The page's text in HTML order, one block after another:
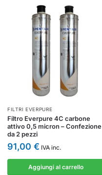
FILTRI EVERPURE
Filtro Everpure 4C carbone
attivo 0,5 micron – Confezione
da 2 pezzi
91,00 € IVA inc.
Aggiungi al carrello